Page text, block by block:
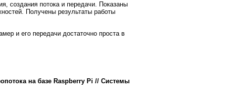
создания потока и передачи. Показаны
Получены результаты работы
и его передачи достаточно проста в
на базе Raspberry Pi // Системы